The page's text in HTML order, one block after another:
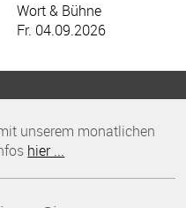
Wort & Bühne
Fr. 04.09.2026
unserem monatlichen
hier ...